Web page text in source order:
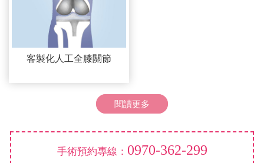
客製化人工全膝關節
閱讀更多
手術預約專線： 0970-362-299